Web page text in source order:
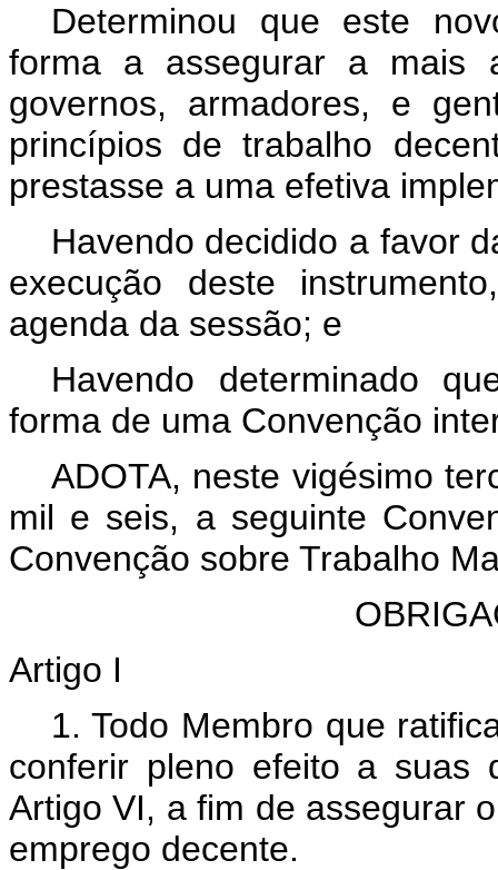
Determinou que este
forma a assegurar a mais
governos, armadores, e
princípios de trabalho
prestasse a uma efetiva
Havendo decidido a favor
execução deste
agenda da sessão; e
Havendo determinado
forma de uma Convenção
ADOTA, neste vigésimo
mil e seis, a seguinte
Convenção sobre Trabalho
Artigo I
1. Todo Membro que
conferir pleno efeito a suas
Artigo VI, a fim de assegurar
emprego decente.